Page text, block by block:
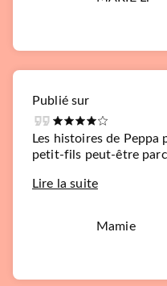
Publié sur
Les histoires de Peppa
petit-fils peut-être
Lire la suite
Mamie